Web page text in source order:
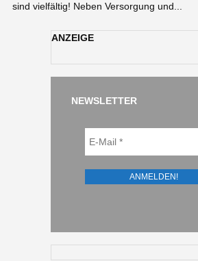
sind vielfältig! Neben Versorgung und...
ANZEIGE
NEWSLETTER